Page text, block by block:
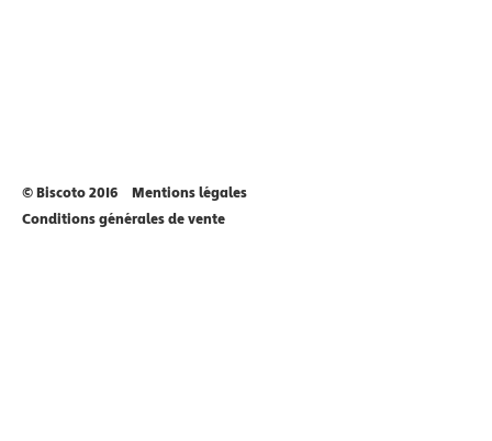
© Biscoto 2016
Mentions légales
Conditions générales de vente